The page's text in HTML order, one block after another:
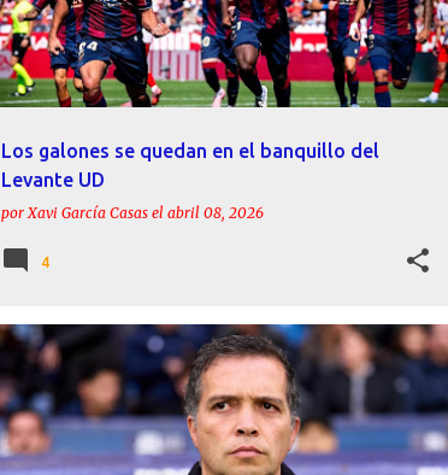
Los galones se quedan en el banquillo del
Levante UD
porXavi García Casas el abril 08, 2026
4
ACTUALIDAD DECLARACIONES LEVANTE UD
LUÍS CASTRO